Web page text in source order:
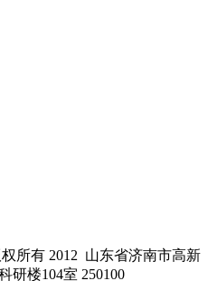
所有 2012 山东省济南市高新
研楼104室 250100